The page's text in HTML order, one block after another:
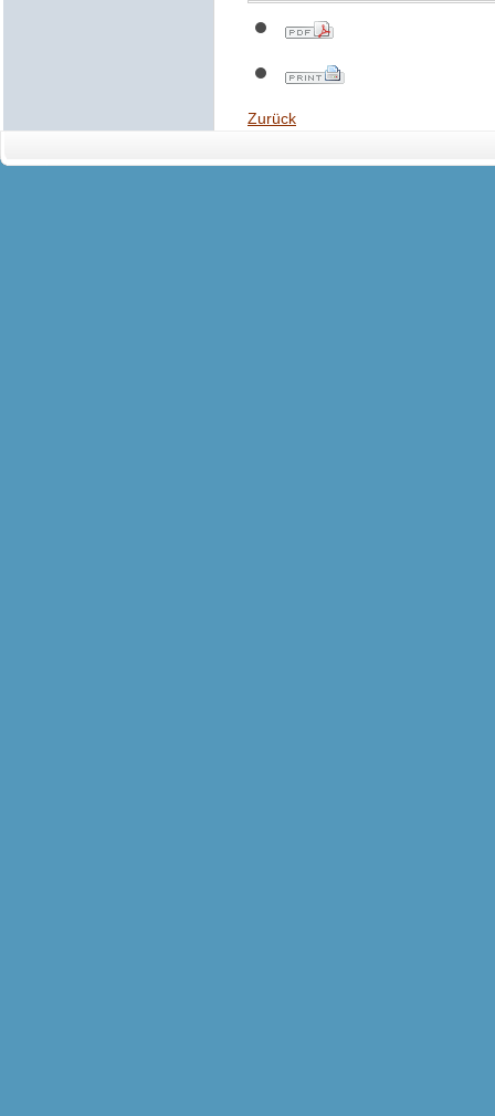
Zurück